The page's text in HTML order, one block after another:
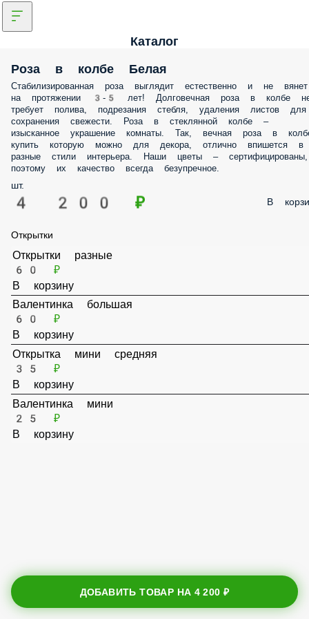
Каталог
Роза в колбе Белая
Стабилизированная роза выглядит естественно и не вянет на
протяжении 3-5 лет! Долговечная роза в колбе не требует полива,
подрезания стебля, удаления листов для сохранения свежести. Роза в
стеклянной колбе – изысканное украшение комнаты. Так, вечная
в колбе купить которую можно для декора, отлично впишется в
разные стили интерьера. Наши цветы – сертифицированы, поэтому
качество всегда безупречное.
шт.
4 200 ₽
Открытки разные
60 ₽
В корзину
Валентинка большая
60 ₽
В корзину
Открытка мини средняя
35 ₽
В корзину
Валентинка мини
ДОБАВИТЬ ТОВАР НА 4 200 ₽